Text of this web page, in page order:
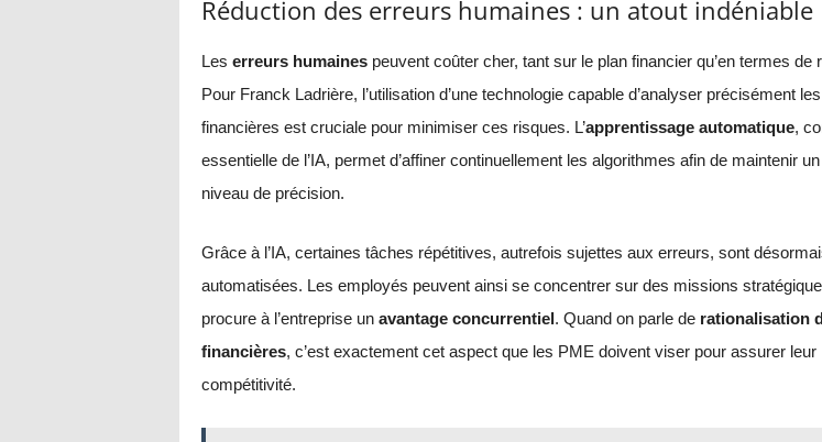
Réduction des erreurs humaines : un atout indéniable
Les erreurs humainespeuvent coûter cher, tant sur le plan financier qu’en termes de
Pour Franck Ladrière, l’utilisation d’une technologie capable d’analyser précisément
financières est cruciale pour minimiser ces risques. L’apprentissage automatique,
essentielle de l’IA, permet d’affiner continuellement les algorithmes afin de maintenir
niveau de précision.
Grâce à l’IA, certaines tâches répétitives, autrefois sujettes aux erreurs, sont
automatisées. Les employés peuvent ainsi se concentrer sur des missions
procure à l’entreprise un avantage concurrentiel. Quand on parle de rationalisation
financières, c’est exactement cet aspect que les PME doivent viser pour assurer leur
compétitivité.